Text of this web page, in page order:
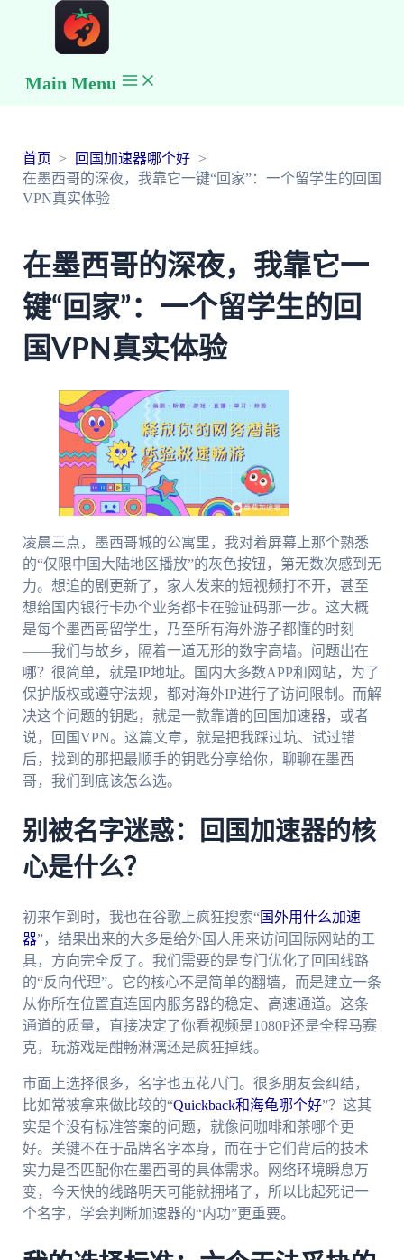
Main Menu
首页
回国加速器哪个好
在墨西哥的深夜，我靠它一键“回家”：一个留学生的回国
VPN真实体验
在墨西哥的深夜，我靠它一
键“回家”：一个留学生的回
国VPN真实体验
凌晨三点，墨西哥城的公寓里，我对着屏幕上那个熟悉
的“仅限中国大陆地区播放”的灰色按钮，第无数次感到无
力。想追的剧更新了，家人发来的短视频打不开，甚至
想给国内银行卡办个业务都卡在验证码那一步。这大概
是每个墨西哥留学生，乃至所有海外游子都懂的时刻
——我们与故乡，隔着一道无形的数字高墙。问题出在
哪？很简单，就是IP地址。国内大多数APP和网站，为了
保护版权或遵守法规，都对海外IP进行了访问限制。而解
决这个问题的钥匙，就是一款靠谱的回国加速器，或者
说，回国VPN。这篇文章，就是把我踩过坑、试过错
后，找到的那把最顺手的钥匙分享给你，聊聊在墨西
哥，我们到底该怎么选。
别被名字迷惑：回国加速器的核
心是什么？
初来乍到时，我也在谷歌上疯狂搜索“国外用什么加速
器”，结果出来的大多是给外国人用来访问国际网站的工
具，方向完全反了。我们需要的是专门优化了回国线路
的“反向代理”。它的核心不是简单的翻墙，而是建立一条
从你所在位置直连国内服务器的稳定、高速通道。这条
通道的质量，直接决定了你看视频是1080P还是全程马赛
克，玩游戏是酣畅淋漓还是疯狂掉线。
市面上选择很多，名字也五花八门。很多朋友会纠结，
比如常被拿来做比较的“Quickback和海龟哪个好”？这其
实是个没有标准答案的问题，就像问咖啡和茶哪个更
好。关键不在于品牌名字本身，而在于它们背后的技术
实力是否匹配你在墨西哥的具体需求。网络环境瞬息万
变，今天快的线路明天可能就拥堵了，所以比起死记一
个名字，学会判断加速器的“内功”更重要。